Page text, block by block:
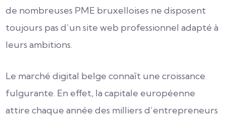
de nombreuses PME bruxelloises ne disposent
toujours pas d’un site web professionnel adapté à
leurs ambitions.
Le marché digital belge connaît une croissance
fulgurante. En effet, la capitale européenne
attire chaque année des milliers d’entrepreneurs